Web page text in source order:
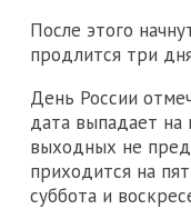
После этого
продлится три
День России
дата выпадает на
выходных не
приходится на
суббота и